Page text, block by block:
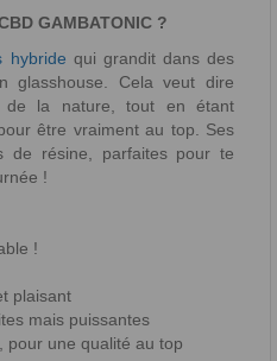
GAMBATONIC ?
hybride qui grandit dans des
glasshouse. Cela veut dire
de la nature, tout en étant
être vraiment au top. Ses
de résine, parfaites pour te
!
!
plaisant
mais puissantes
pour une qualité au top